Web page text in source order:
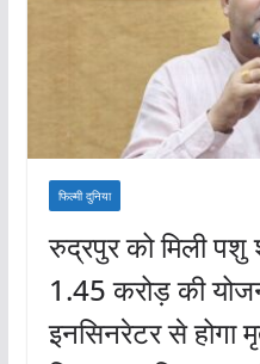
फिल्मी दुनिया
रुद्रपुर को मिली पशु
1.45 करोड़ की
इनसिनरेटर से होगा